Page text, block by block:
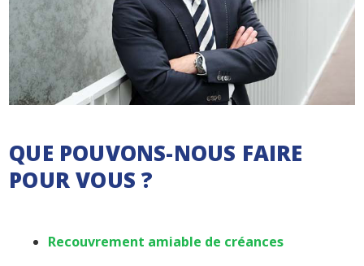
QUE POUVONS-NOUS FAIRE
POUR VOUS ?
Recouvrement amiable de créances